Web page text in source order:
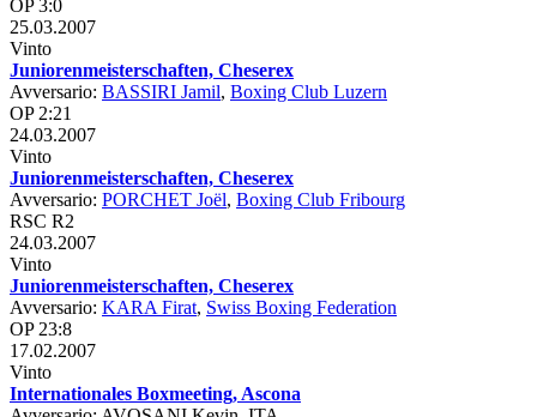
OP 3:0
25.03.2007
Vinto
Juniorenmeisterschaften, Cheserex
Avversario: BASSIRI Jamil, Boxing Club Luzern
OP 2:21
24.03.2007
Vinto
Juniorenmeisterschaften, Cheserex
Avversario: PORCHET Joël, Boxing Club Fribourg
RSC R2
24.03.2007
Vinto
Juniorenmeisterschaften, Cheserex
Avversario: KARA Firat, Swiss Boxing Federation
OP 23:8
17.02.2007
Vinto
Internationales Boxmeeting, Ascona